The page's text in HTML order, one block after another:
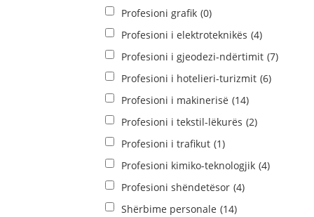
Profesioni grafik (0)
Profesioni i elektroteknikës (4)
Profesioni i gjeodezi-ndërtimit (7)
Profesioni i hotelieri-turizmit (6)
Profesioni i makinerisë (14)
Profesioni i tekstil-lëkurës (2)
Profesioni i trafikut (1)
Profesioni kimiko-teknologjik (4)
Profesioni shëndetësor (4)
Shërbime personale (14)